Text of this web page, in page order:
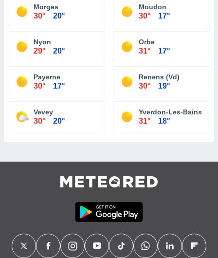
Morges
30° 20°
Moudon
30° 17°
Nyon
29° 20°
Orbe
31° 17°
Payerne
30° 17°
Renens (Vd)
30° 19°
Vevey
30° 20°
Yverdon-Les-Bains
31° 18°